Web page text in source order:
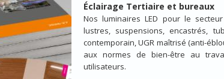
Éclairage Tertiaire et bureaux
Nos luminaires LED pour le
lustres, suspensions, encastrés,
contemporain, UGR maîtrisé (anti-
aux normes de bien-être au
utilisateurs.